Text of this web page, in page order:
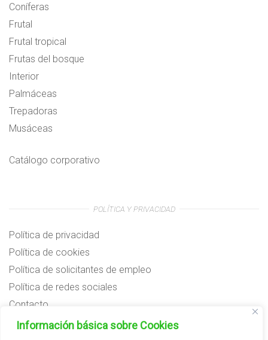
Información básica sobre Cookies
Coníferas
Frutal
Frutal tropical
Frutas del bosque
Interior
Palmáceas
Trepadoras
Musáceas
Catálogo corporativo
POLÍTICA Y PRIVACIDAD
Política de privacidad
Política de cookies
Política de solicitantes de empleo
Política de redes sociales
Contacto
Preguntas frecuentes